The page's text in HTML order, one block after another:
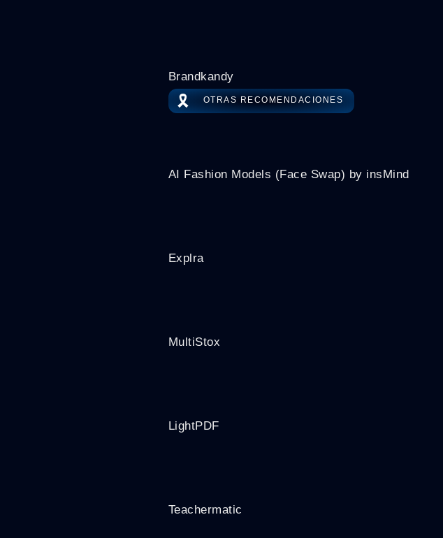
Brandkandy
🎗️ OTRAS RECOMENDACIONES
AI Fashion Models (Face Swap) by insMind
Explra
MultiStox
LightPDF
Teachermatic